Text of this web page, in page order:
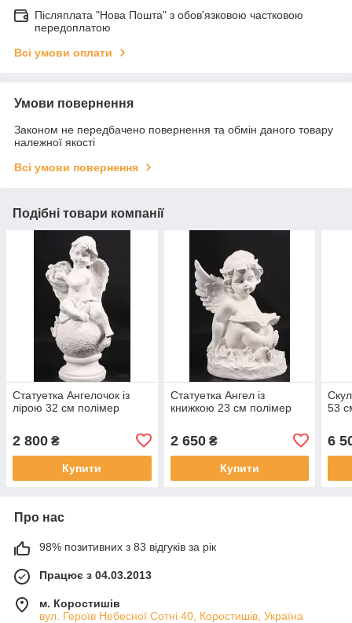
Післяплата "Нова Пошта" з обов'язковою частковою
передоплатою
Всі умови оплати
Умови повернення
Законом не передбачено повернення та обмін даного товару
належної якості
Всі умови повернення
Подібні товари компанії
Статуетка Ангелочок із
лірою 32 см полімер
2 800 ₴
Купити
Статуетка Ангел із
книжкою 23 см полімер
2 650₴
Купити
53
6
Про нас
98% позитивних з 83 відгуків за рік
Працює з 04.03.2013
м. Коростишів
вул. Героїв Небесної Сотні 40, Коростишів, Україна